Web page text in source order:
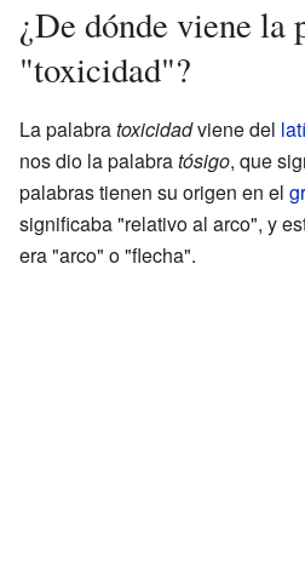
¿De dónde viene la
"toxicidad"?
La palabratoxicidadviene del
nos dio la palabratósigo, que
palabras tienen su origen en el
significaba "relativo al arco", y
era "arco" o "flecha".